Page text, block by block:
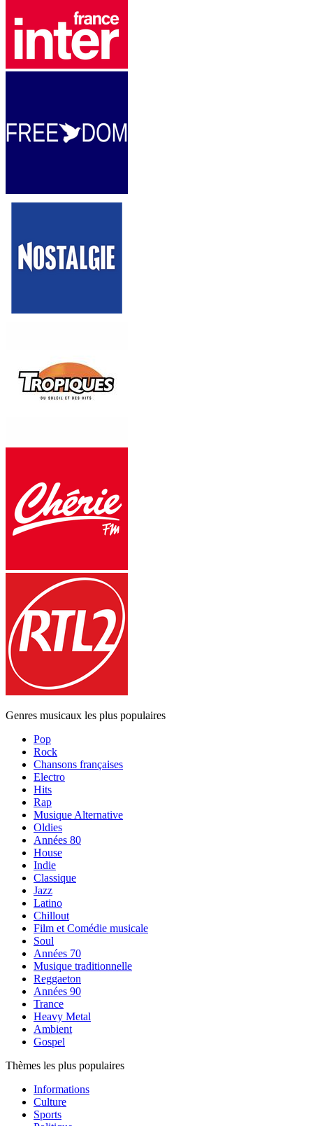
Genres musicaux les plus populaires
Pop
Rock
Chansons françaises
Electro
Hits
Rap
Musique Alternative
Oldies
Années 80
House
Indie
Classique
Jazz
Latino
Chillout
Film et Comédie musicale
Soul
Années 70
Musique traditionnelle
Reggaeton
Années 90
Trance
Heavy Metal
Ambient
Gospel
Thèmes les plus populaires
Informations
Culture
Sports